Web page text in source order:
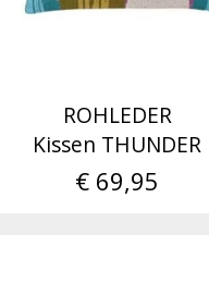
ROHLEDER
Kissen THUNDER
€ 69,95